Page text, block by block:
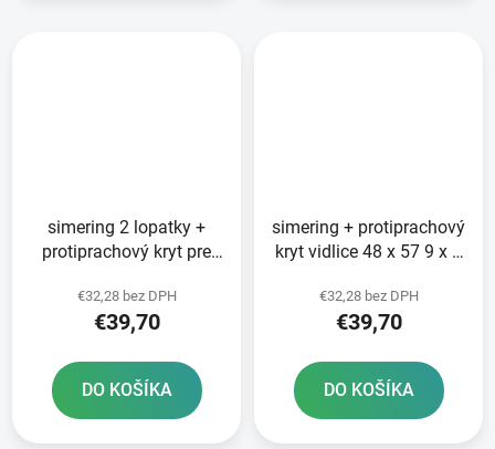
simering 2 lopatky +
protiprachový kryt pre
WP 48 mm SKF
€32,28 bez DPH
€39,70
DO KOŠÍKA
simering + protiprachový
kryt vidlice 48 x 57 9 x 9
€32,28 bez DPH
€39,70
DO KOŠÍKA